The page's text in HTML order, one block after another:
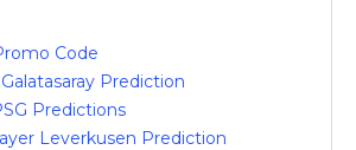
Code
Prediction
Predictions
Leverkusen Prediction